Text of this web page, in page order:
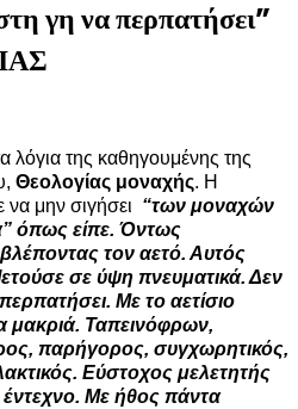
γη να περπατήσει”
λόγια της καθηγουμένης της
Θεολογίας μοναχής. Η
μην σιγήσει “των μοναχών
όπως είπε. Όντως
τον αετό. Αυτός
σε ύψη πνευματικά. Δεν
περπατήσει. Με το αετίσιο
μακριά. Ταπεινόφρων,
παρήγορος, συγχωρητικός,
Εύστοχος μελετητής
Με ήθος πάντα